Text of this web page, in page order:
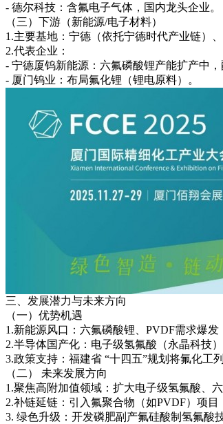
- 德尔科技：含氟电子气体，国内龙头企业。
（三）下游（新能源/电子材料）
1.主要基地：宁德（依托宁德时代产业链）、
2.代表企业：
- 宁德厦钨新能源：六氟磷酸锂产能扩产中，
- 厦门钨业：布局氟化锂（锂电原料）。
三、发展潜力与未来方向
（一）优势机遇
1.新能源风口：六氟磷酸锂、PVDF需求爆发
2.半导体国产化：电子级氢氟酸（永晶科技
3.政策支持：福建省 “十四五”规划将氟化工
（二） 未来发展方向
1.聚焦高附加值领域：扩大电子级氢氟酸、
2.补链延链：引入氟聚合物（如PVDF）项目
3. 绿色升级：开发磷肥副产氟硅酸制氢氟酸